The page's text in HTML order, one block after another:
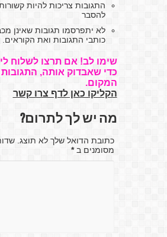
התגובות צריכות להיות
להסבר
לא יתפרסמו תגובות שאינן
כותבי התגובות ואת הקוראים.
שימו לב! אם תרצו לשלוח
כדי שאבדוק אותה,
המקום.
הקליקו כאן לדף צרו קשר
מה יש לך לתרום?
כתובת הדואל שלך לא תוצג.
מסומנים ב*